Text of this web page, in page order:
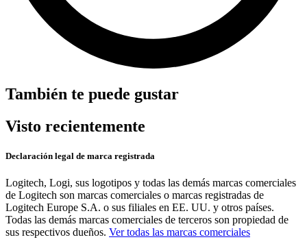
También te puede gustar
Visto recientemente
Declaración legal de marca registrada
Logitech, Logi, sus logotipos y todas las demás marcas comerciales
de Logitech son marcas comerciales o marcas registradas de
Logitech Europe S.A. o sus filiales en EE. UU. y otros países.
Todas las demás marcas comerciales de terceros son propiedad de
sus respectivos dueños. Ver todas las marcas comerciales